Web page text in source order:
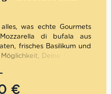
was echte Gourmets
di bufala aus
frisches Basilikum und
Deine Caprese
€